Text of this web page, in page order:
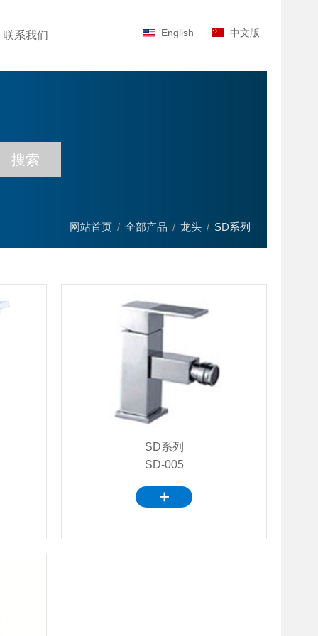
联系我们 English 中文版
网站首页 / 全部产品 / 龙头 / SD系列
SD系列
SD-005
+